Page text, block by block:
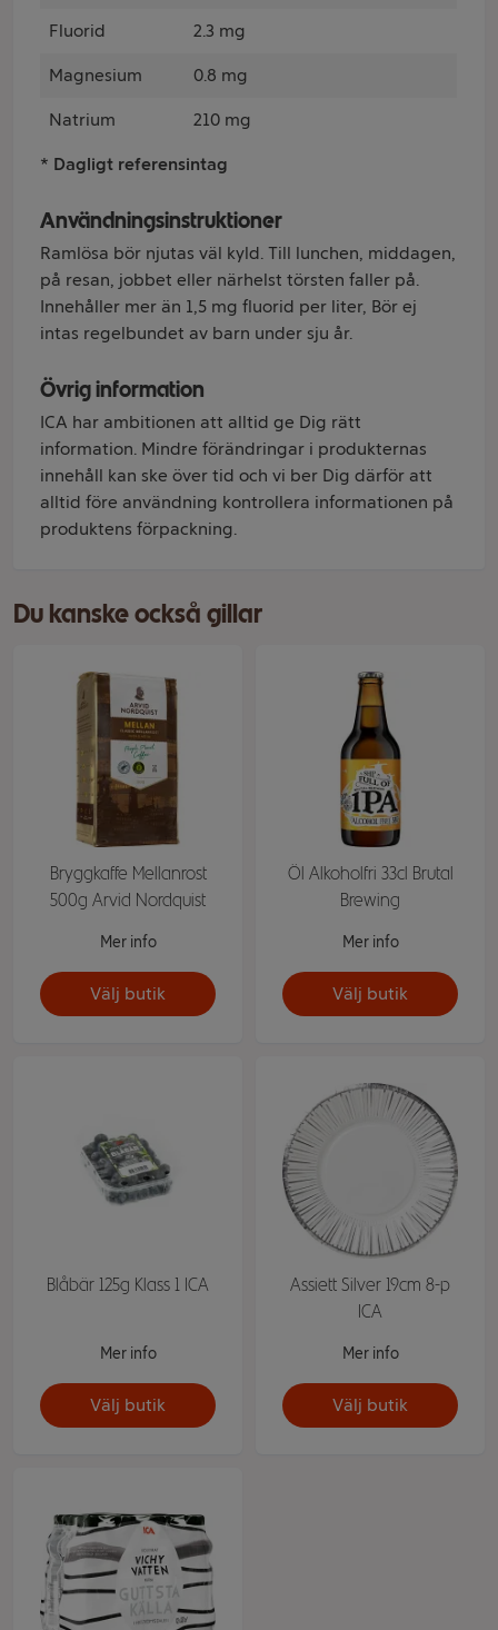
Fluorid 2.3 mg
Magnesium 0.8 mg
Natrium 210 mg
* Dagligt referensintag
Användningsinstruktioner
Ramlösa bör njutas väl kyld. Till lunchen, middagen,
på resan, jobbet eller närhelst törsten faller på.
Innehåller mer än 1,5 mg fluorid per liter, Bör ej
intas regelbundet av barn under sju år.
Övrig information
ICA har ambitionen att alltid ge Dig rätt
information. Mindre förändringar i produkternas
innehåll kan ske över tid och vi ber Dig därför att
alltid före användning kontrollera informationen på
produktens förpackning.
Du kanske också gillar
Bryggkaffe Mellanrost
500g Arvid Nordquist
Mer info
Välj butik
Öl Alkoholfri 33cl Brutal
Brewing
Mer info
Välj butik
Blåbär 125g Klass 1 ICA
Mer info
Välj butik
Assiett Silver 19cm 8-p
ICA
Mer info
Välj butik